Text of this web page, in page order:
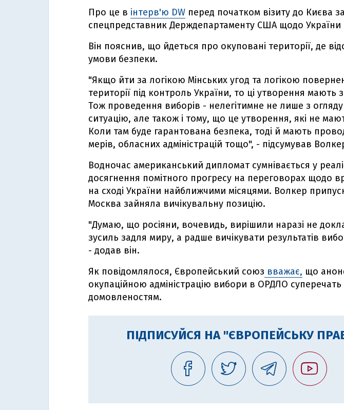
Про це в інтерв'ю DW перед початком візиту до Києва
спецпредставник Держдепартаменту США щодо України
Він пояснив, що йдеться про окуповані території, де
умови безпеки.
"Якщо йти за логікою Мінських угод та логікою
території під контроль України, то ці утворення мають
Тож проведення виборів - нелегітимне не лише з
ситуацію, але також і тому, що це утворення, які не
Коли там буде гарантована безпека, тоді й мають
мерів, обласних адміністрацій тощо", - підсумував
Водночас американський дипломат сумнівається у
досягнення помітного прогресу на переговорах щодо
на сході України найближчими місяцями. Волкер
Москва зайняла вичікувальну позицію.
"Думаю, що росіяни, вочевидь, вирішили наразі не
зусиль задля миру, а радше вичікувати результатів
- додав він.
Як повідомлялося, Європейський союз вважає, що
окупаційною адміністрацію вибори в ОРДЛО суперечать
домовленостям.
ПІДПИСУЙСЯ НА "ЄВРОПЕЙСЬКУ